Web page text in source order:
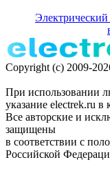
Copyright (c) 2009-
При использовании
указание electrek.ru в
Все авторские и
защищены
в соответствии с
Российской